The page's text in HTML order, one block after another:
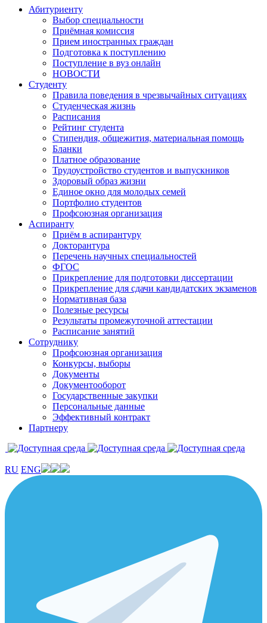
Абитуриенту
Выбор специальности
Приёмная комиссия
Прием иностранных граждан
Подготовка к поступлению
Поступление в вуз онлайн
НОВОСТИ
Студенту
Правила поведения в чрезвычайных ситуациях
Студенческая жизнь
Расписания
Рейтинг студента
Стипендия, общежития, материальная помощь
Бланки
Платное образование
Трудоустройство студентов и выпускников
Здоровый образ жизни
Единое окно для молодых семей
Портфолио студентов
Профсоюзная организация
Аспиранту
Приём в аспирантуру
Докторантура
Перечень научных специальностей
ФГОС
Прикрепление для подготовки диссертации
Прикрепление для сдачи кандидатских экзаменов
Нормативная база
Полезные ресурсы
Результаты промежуточной аттестации
Расписание занятий
Сотруднику
Профсоюзная организация
Конкурсы, выборы
Документы
Документооборот
Государственные закупки
Персональные данные
Эффективный контракт
Партнеру
RU ENG